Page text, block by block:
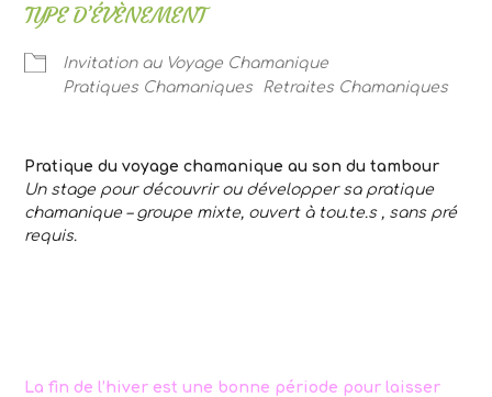
TYPE D’ÉVÈNEMENT
Invitation au Voyage Chamanique
Pratiques Chamaniques
Retraites Chamaniques
Pratique du voyage chamanique au son du tambour
Un stage pour découvrir ou développer sa pratique
chamanique – groupe mixte, ouvert à tou.te.s , sans pré
requis.
La fin de l’hiver est une bonne période pour laisser